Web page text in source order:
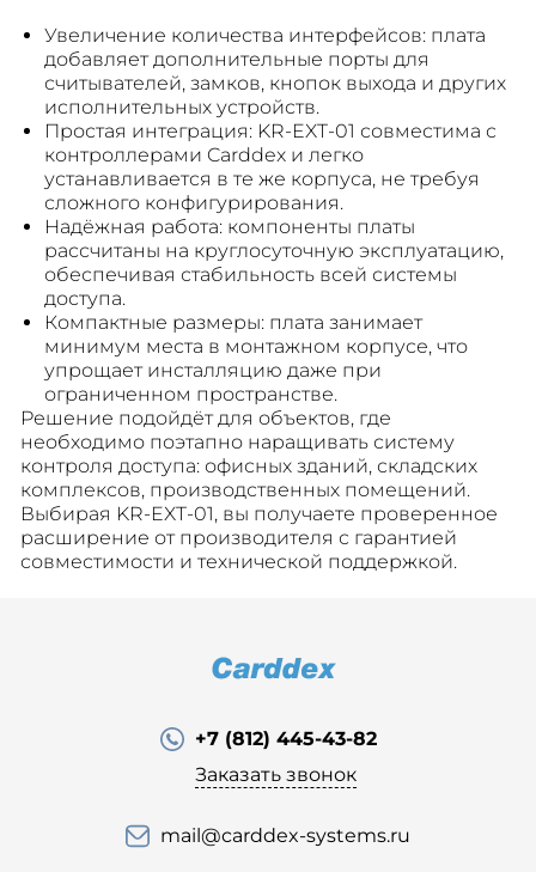
Увеличение количества интерфейсов: плата
добавляет дополнительные порты для
считывателей, замков, кнопок выхода и других
исполнительных устройств.
Простая интеграция: KR-EXT-01 совместима с
контроллерами Carddex и легко
устанавливается в те же корпуса, не требуя
сложного конфигурирования.
Надёжная работа: компоненты платы
рассчитаны на круглосуточную эксплуатацию,
обеспечивая стабильность всей системы
доступа.
Компактные размеры: плата занимает
минимум места в монтажном корпусе, что
упрощает инсталляцию даже при
ограниченном пространстве.
Решение подойдёт для объектов, где
необходимо поэтапно наращивать систему
контроля доступа: офисных зданий, складских
комплексов, производственных помещений.
Выбирая KR-EXT-01, вы получаете проверенное
расширение от производителя с гарантией
совместимости и технической поддержкой.
+7 (812) 445-43-82
Заказать звонок
mail@carddex-systems.ru